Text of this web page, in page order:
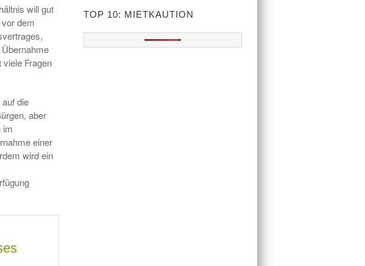
will gut
dem
Fragen
die
aber
im
einer
wird ein
TOP 10: MIETKAUTION